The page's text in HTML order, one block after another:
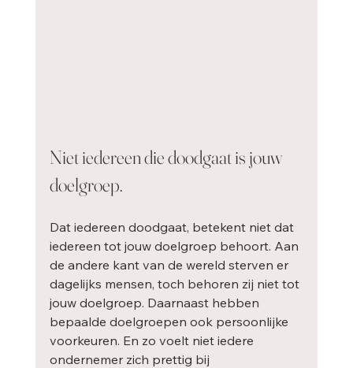
Niet iedereen die doodgaat is jouw
doelgroep.
Dat iedereen doodgaat, betekent niet dat
iedereen tot jouw doelgroep behoort. Aan
de andere kant van de wereld sterven er
dagelijks mensen, toch behoren zij niet tot
jouw doelgroep. Daarnaast hebben
bepaalde doelgroepen ook persoonlijke
voorkeuren. En zo voelt niet iedere
ondernemer zich prettig bij